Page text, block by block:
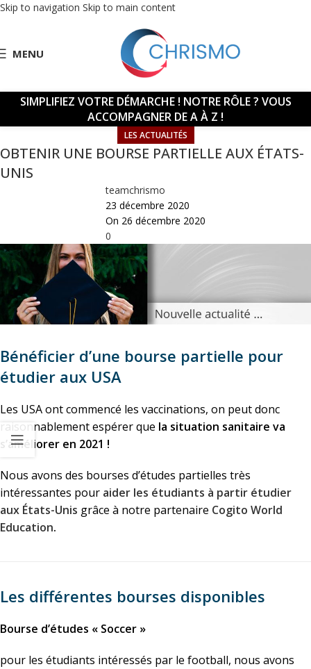
Skip to navigation Skip to main content
MENU
SIMPLIFIEZ VOTRE DÉMARCHE ! NOTRE RÔLE ? VOUS
ACCOMPAGNER DE A À Z !
LES ACTUALITÉS
OBTENIR UNE BOURSE PARTIELLE AUX ÉTATS-
UNIS
teamchrismo
23 décembre 2020
On 26 décembre 2020
0
Bénéficier d’une bourse partielle pour
étudier aux USA
Les USA ont commencé les vaccinations, on peut donc
raisonnablement espérer que la situation sanitaire va
s’améliorer en 2021 !
Nous avons des bourses d’études partielles très
intéressantes pour aider les étudiants à partir étudier
aux États-Unis grâce à notre partenaire Cogito World
Education.
Les différentes bourses disponibles
Bourse d’études « Soccer »
pour les étudiants intéressés par le football, nous avons